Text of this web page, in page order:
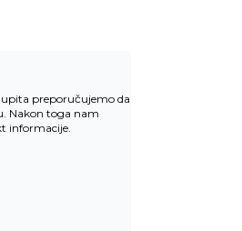
upita preporučujemo da
Nakon toga nam
informacije.